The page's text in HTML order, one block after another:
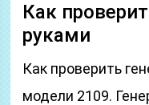
Как
руками
Как проверить
модели 2109.